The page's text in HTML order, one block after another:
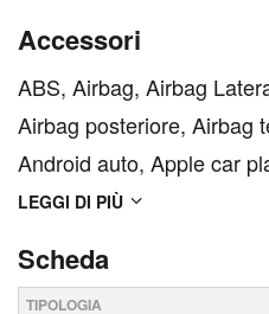
Accessori
ABS, Airbag, Airbag
Airbag posteriore, Airbag
Android auto, Apple car
posteriore, Autoradio,
Chiusura Centralizzata,
LEGGI DI PIÙ
Scheda
TIPOLOGIA